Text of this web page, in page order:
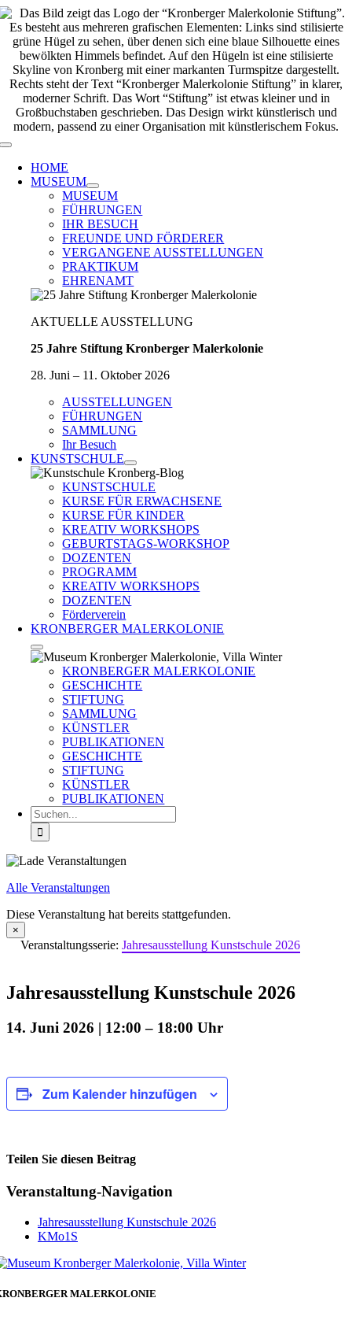
Zum
Inhalt
springen
Toggle
Navigation
HOME
MUSEUM
MUSEUM
FÜHRUNGEN
IHR BESUCH
FREUNDE UND FÖRDERER
VERGANGENE AUSSTELLUNGEN
PRAKTIKUM
EHRENAMT
AKTUELLE AUSSTELLUNG
25 Jahre Stiftung Kronberger Malerkolonie
28. Juni – 11. Oktober 2026
AUSSTELLUNGEN
FÜHRUNGEN
SAMMLUNG
Ihr Besuch
KUNSTSCHULE
KUNSTSCHULE
KURSE FÜR ERWACHSENE
KURSE FÜR KINDER
KREATIV WORKSHOPS
GEBURTSTAGS-WORKSHOP
DOZENTEN
PROGRAMM
KREATIV WORKSHOPS
DOZENTEN
Förderverein
KRONBERGER MALERKOLONIE
KRONBERGER MALERKOLONIE
GESCHICHTE
STIFTUNG
SAMMLUNG
KÜNSTLER
PUBLIKATIONEN
GESCHICHTE
STIFTUNG
KÜNSTLER
PUBLIKATIONEN
Suche
nach:
Alle Veranstaltungen
Diese Veranstaltung hat bereits stattgefunden.
×
Veranstaltungsserie: Jahresausstellung Kunstschule 2026
Jahresausstellung Kunstschule 2026
14. Juni 2026 | 12:00 – 18:00
Zum Kalender hinzufügen
Teilen Sie diesen Beitrag
Facebook
Veranstaltung-Navigation
Jahresausstellung Kunstschule 2026
KMo1S
MALERKOLONIE